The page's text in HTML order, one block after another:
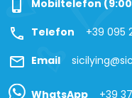
phone_iphone Mobiltelefon
call Telefon +39 095
mail Email
WhatsApp +39